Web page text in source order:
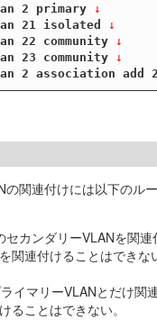
2 primary ↓
21 isolated
↓
22 community ↓
23 community ↓
2 association add
関連付けには以下のル
カンダリーVLANを関
関連付けることはできな
イマリーVLANとだけ関
ることはできない。